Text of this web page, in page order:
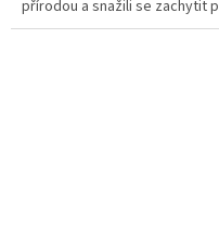
přírodou a snažili se zachytit